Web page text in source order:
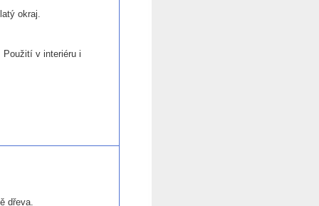
okraj.
Použití v interiéru i
dřeva.